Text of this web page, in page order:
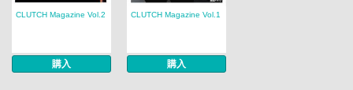
CLUTCH Magazine Vol.2
購入
CLUTCH Magazine Vol.1
購入